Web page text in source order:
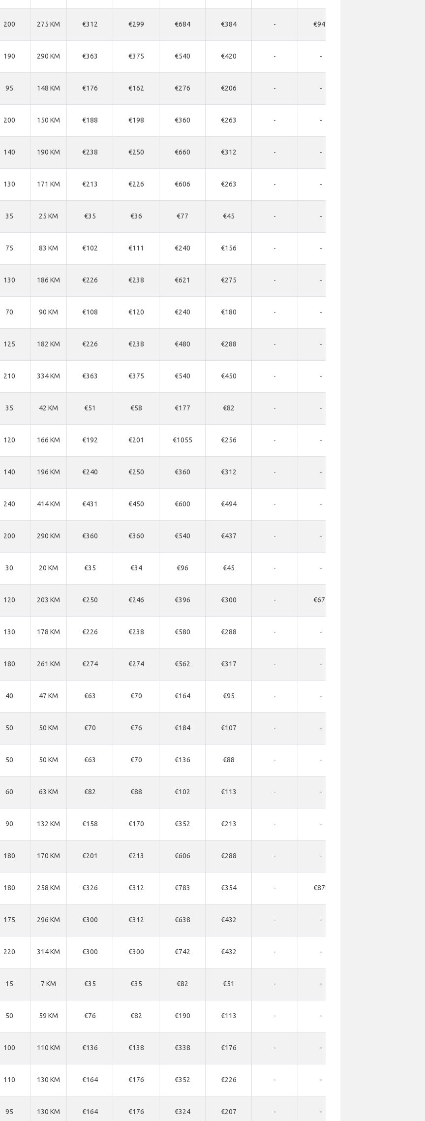
200 275 KM €312 €299 €684 €384 - €945
190 290 KM €363 €375 €540 €420 - -
95 148 KM €176 €162 €276 €206 - -
200 150 KM €188 €198 €360 €263 - -
140 190 KM €238 €250 €660 €312 - -
130 171 KM €213 €226 €606 €263 - -
35 25 KM €35 €36 €77 €45 - -
75 83 KM €102 €111 €240 €156 - -
130 186 KM €226 €238 €621 €275 - -
70 90 KM €108 €120 €240 €180 - -
125 182 KM €226 €238 €480 €288 - -
210 334 KM €363 €375 €540 €450 - -
35 42 KM €51 €58 €177 €82 - -
120 166 KM €192 €201 €1055 €256 - -
140 196 KM €240 €250 €360 €312 - -
240 414 KM €431 €450 €600 €494 - -
200 290 KM €360 €360 €540 €437 - -
30 20 KM €35 €34 €96 €45 - -
120 203 KM €250 €246 €396 €300 - €674
130 178 KM €226 €238 €580 €288 - -
180 261 KM €274 €274 €562 €317 - -
40 47 KM €63 €70 €164 €95 - -
50 50 KM €70 €76 €184 €107 - -
50 50 KM €63 €70 €136 €88 - -
60 63 KM €82 €88 €102 €113 - -
90 132 KM €158 €170 €352 €213 - -
180 170 KM €201 €213 €606 €288 - -
180 258 KM €326 €312 €783 €354 - €878
175 296 KM €300 €312 €638 €432 - -
220 314 KM €300 €300 €742 €432 - -
15 7 KM €35 €35 €82 €51 - -
50 59 KM €76 €82 €190 €113 - -
100 110 KM €136 €138 €338 €176 - -
110 130 KM €164 €176 €352 €226 - -
95 130 KM €164 €176 €324 €207 - -